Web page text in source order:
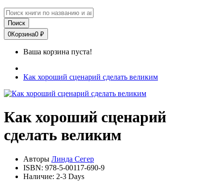
Поиск
0Корзина0 ₽
Ваша корзина пуста!
Как хороший сценарий сделать великим
Как хороший сценарий
сделать великим
Авторы Линда Сегер
ISBN: 978-5-00117-690-9
Наличие: 2-3 Days